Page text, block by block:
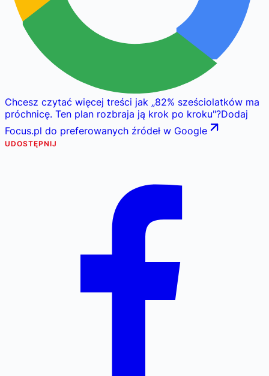
Chcesz czytać więcej treści jak „82% sześciolatków ma
próchnicę. Ten plan rozbraja ją krok po kroku"?Dodaj
Focus.pl do preferowanych źródeł w Google
UDOSTĘPNIJ